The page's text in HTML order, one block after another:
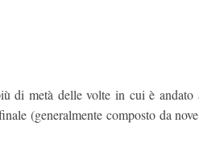
di metà delle volte in cui è andato
(generalmente composto da